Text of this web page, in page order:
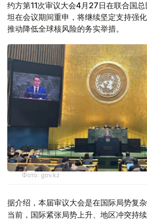
约方第11次审议大会4月27日在联合国
坦在会议期间重申，将继续坚定支持强
推动降低全球核风险的务实举措。
Фото: gov.kz
据介绍，本届审议大会是在国际局势复杂
当前，国际紧张局势上升、地区冲突持